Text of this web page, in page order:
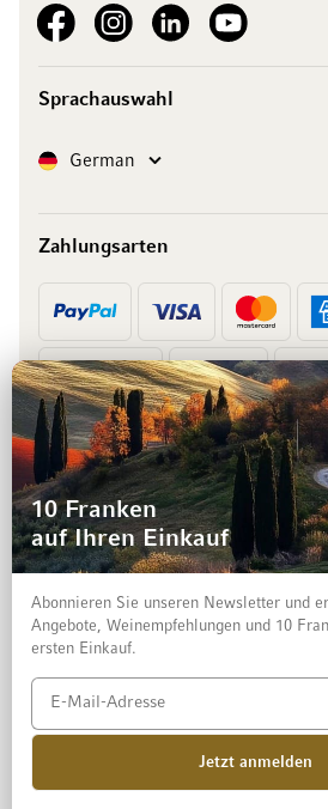
See our FacebookSee our Instagram account
See our LinkedInSee our YouTube
Sprachauswahl
SpracheGerman
Zahlungsarten
Vorkasse
Datenschutz und Disclaimer
10 Franken
auf Ihren Einkauf
Abonnieren Sie unseren Newsletter und
Angebote, Weinempfehlungen und 10
ersten Einkauf.
Jetzt anmelden